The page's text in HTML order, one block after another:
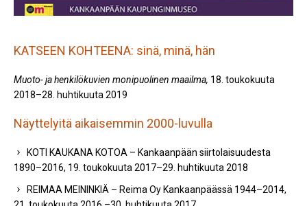
KATSEEN KOHTEENA: sinä, minä, hän
Muoto- ja henkilökuvien monipuolinen maailma, 18. toukokuuta
2018–28. huhtikuuta 2019
Näyttelyitä aikaisemmin 2000-luvulla
KOTI KAUKANA KOTOA – Kankaanpään siirtolaisuudesta
1890–2016, 19. toukokuuta 2017–29. huhtikuuta 2018
REIMAA MEININKIÄ – Reima Oy Kankaanpäässä 1944–2014,